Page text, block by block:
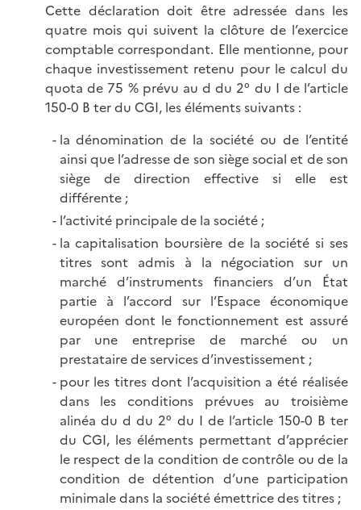
Cette déclaration doit être adressée dans les
quatre mois qui suivent la clôture de l’exercice
comptable correspondant. Elle mentionne, pour
chaque investissement retenu pour le calcul du
quota de 75 % prévu au d du 2° du I de l’article
150-0 B ter du CGI, les éléments suivants :
la dénomination de la société ou de l’entité
ainsi que l’adresse de son siège social et de son
siège de direction effective si elle est
différente ;
l’activité principale de la société ;
la capitalisation boursière de la société si ses
titres sont admis à la négociation sur un
marché d’instruments financiers d’un État
partie à l’accord sur l’Espace économique
européen dont le fonctionnement est assuré
par une entreprise de marché ou un
prestataire de services d’investissement ;
pour les titres dont l’acquisition a été réalisée
dans les conditions prévues au troisième
alinéa du d du 2° du I de l’article 150-0 B ter
du CGI, les éléments permettant d’apprécier
le respect de la condition de contrôle ou de la
condition de détention d’une participation
minimale dans la société émettrice des titres ;